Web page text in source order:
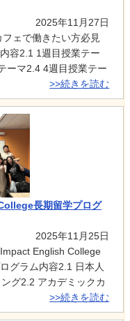
2025年11月27日
ェで働きたい方必見
容2.1 1週目授業テー
ーマ2.4 4週目授業テー
>>続きを読む
長期留学プログ
2025年11月25日
English College
グラム内容2.1 日本人
グ2.2 アカデミックカ
>>続きを読む